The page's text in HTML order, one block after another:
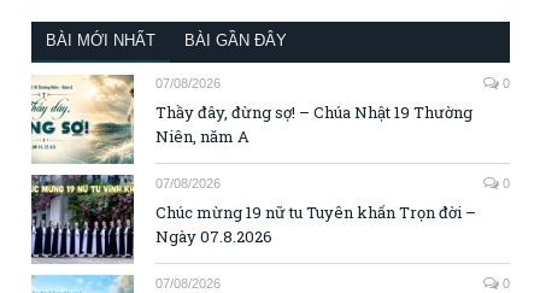
BÀI MỚI NHẤT BÀI GẦN ĐÂY
07/08/2026 0
Thầy đây, đừng sợ! – Chúa Nhật 19 Thường
Niên, năm A
07/08/2026 0
Chúc mừng 19 nữ tu Tuyên khấn Trọn đời –
Ngày 07.8.2026
07/08/2026 0